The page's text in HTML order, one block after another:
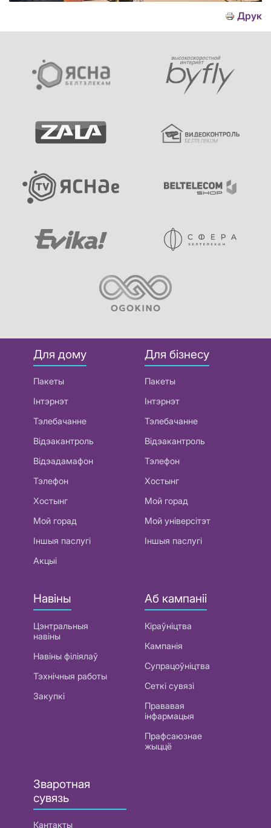
Друк
Для дому
Пакеты
Інтэрнэт
Тэлебачанне
Відэакантроль
Відэадамафон
Тэлефон
Хостынг
Мой горад
Іншыя паслугі
Акцыі
Для бізнесу
Пакеты
Інтэрнэт
Тэлебачанне
Відэакантроль
Тэлефон
Хостынг
Мой горад
Мой універсітэт
Іншыя паслугі
Навіны
Цэнтральныя
навіны
Навіны філіялаў
Тэхнічныя работы
Закупкі
Аб кампаніі
Кіраўніцтва
Кампанія
Супрацоўніцтва
Сеткі сувязі
Прававая
інфармацыя
Прафсаюзнае
жыццё
Зваротная
сувязь
Кантакты